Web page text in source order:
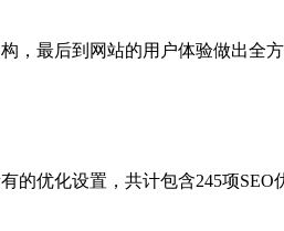
，最后到网站的用户体验做出全
的优化设置，共计包含245项SEO